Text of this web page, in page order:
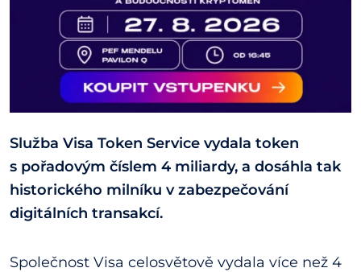
Služba Visa Token Service vydala token
s pořadovým číslem 4 miliardy, a dosáhla tak
historického milníku v zabezpečování
digitálních transakcí.
Společnost Visa celosvětově vydala více než 4